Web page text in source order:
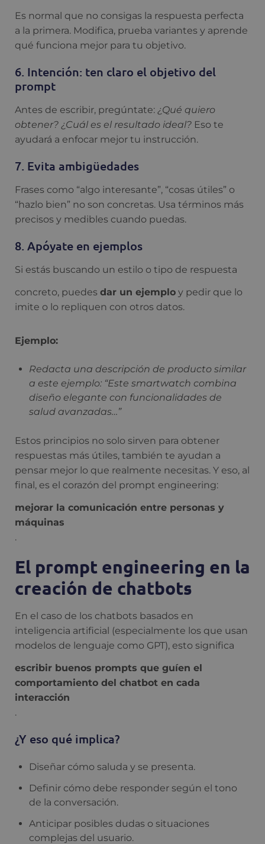
Es normal que no consigas la respuesta perfecta
a la primera. Modifica, prueba variantes y aprende
qué funciona mejor para tu objetivo.
6. Intención: ten claro el objetivo del
prompt
Antes de escribir, pregúntate: ¿Qué quiero
obtener? ¿Cuál es el resultado ideal? Eso te
ayudará a enfocar mejor tu instrucción.
7. Evita ambigüedades
Frases como “algo interesante”, “cosas útiles” o
“hazlo bien” no son concretas. Usa términos más
precisos y medibles cuando puedas.
8. Apóyate en ejemplos
Si estás buscando un estilo o tipo de respuesta
concreto, puedes dar un ejemplo y pedir que lo
imite o lo repliquen con otros datos.
Ejemplo:
Redacta una descripción de producto similar
a este ejemplo: “Este smartwatch combina
diseño elegante con funcionalidades de
salud avanzadas…”
Estos principios no solo sirven para obtener
respuestas más útiles, también te ayudan a
pensar mejor lo que realmente necesitas. Y eso, al
final, es el corazón del prompt engineering:
mejorar la comunicación entre personas y
máquinas
.
El prompt engineering en la
creación de chatbots
En el caso de los chatbots basados en
inteligencia artificial (especialmente los que usan
modelos de lenguaje como GPT), esto significa
escribir buenos prompts que guíen el
comportamiento del chatbot en cada
interacción
.
¿Y eso qué implica?
Diseñar cómo saluda y se presenta.
Definir cómo debe responder según el tono
de la conversación.
Anticipar posibles dudas o situaciones
complejas del usuario.